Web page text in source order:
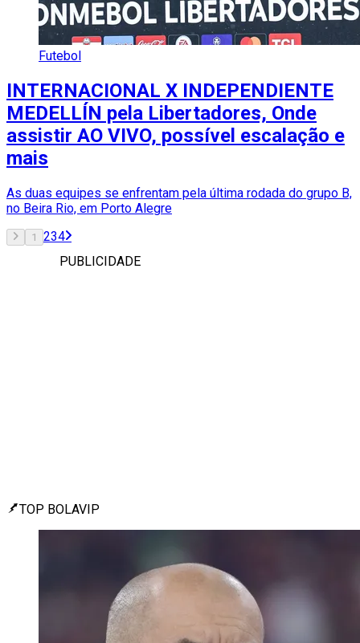
Futebol
INTERNACIONAL X INDEPENDIENTE
MEDELLÍN pela Libertadores, Onde
assistir AO VIVO, possível escalação e
mais
As duas equipes se enfrentam pela última rodada do grupo B,
no Beira Rio, em Porto Alegre
1 234
PUBLICIDADE
TOP BOLAVIP